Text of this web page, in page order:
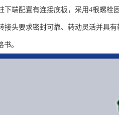
下端配置有连接底板，采用4根螺栓
接头要求密封可靠、转动灵活并具
。